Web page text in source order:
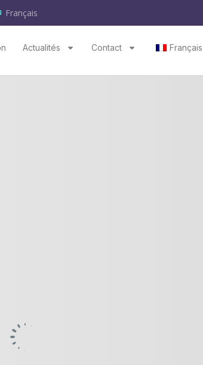
Français
Actualités Contact Français